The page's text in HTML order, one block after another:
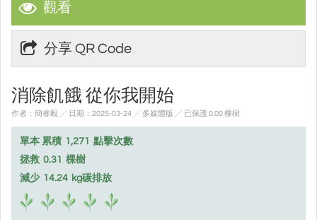
觀看
分享 QR Code
消除飢餓 從你我開始
作者：簡睿毅 ╱ 日期：2025-03-24 ╱ 多媒體版 ╱ 已保護 0.00 棵樹
單本 累積 1,271
點擊次數
拯救 0.31
棵樹
減少 14.24 kg碳排放